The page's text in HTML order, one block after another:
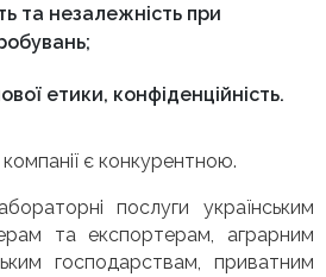
та незалежність при
етики, конфіденційність.
є конкурентною.
послуги українським
та експортерам, аграрним
господарствам, приватним